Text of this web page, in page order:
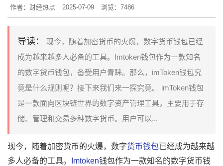
作者：财经热点 2025-07-09 浏览：7486
导读：
现今，随着加密货币的火爆，数字货币钱包已经
成为越来越多人必备的工具。Imtoken钱包作为一款知名
的数字货币钱包，备受用户青睐。那么，imToken钱包究
竟是什么规则呢？接下来我们来一探究竟。 imToken钱包
是一款面向区块链世界的数字资产管理工具，主要用于存
储、管理和交易多种数字货币。用户可以...
现今，随着加密货币的火爆，数字货币钱包已经成为越来越
多人必备的工具。
Imtoken钱包作为一款知名的数字货币钱